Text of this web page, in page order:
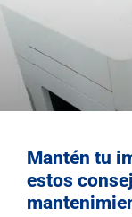
Mantén tu
estos